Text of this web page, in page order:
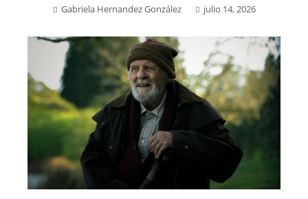
Gabriela Hernandez González julio 14, 2026